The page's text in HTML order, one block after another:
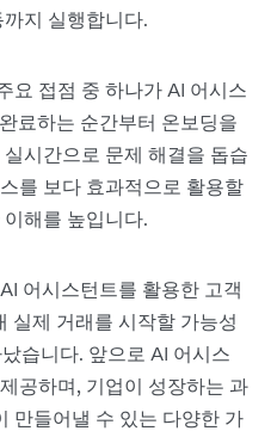
지 실행합니다.
요 접점 중 하나가 AI 어시스
료하는 순간부터 온보딩을
시간으로 문제 해결을 돕습
를 보다 효과적으로 활용할
해를 높입니다.
어시스턴트를 활용한 고객
실제 거래를 시작할 가능성
습니다. 앞으로 AI 어시스
공하며, 기업이 성장하는 과
만들어낼 수 있는 다양한 가